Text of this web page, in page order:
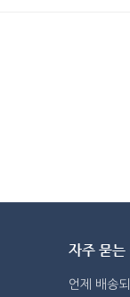
자주 묻는
언제 배송